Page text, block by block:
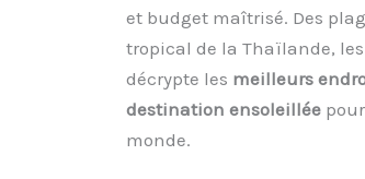
et budget maîtrisé. Des
tropical de la Thaïlande,
décrypte les meilleurs
destination ensoleilléepour
monde.